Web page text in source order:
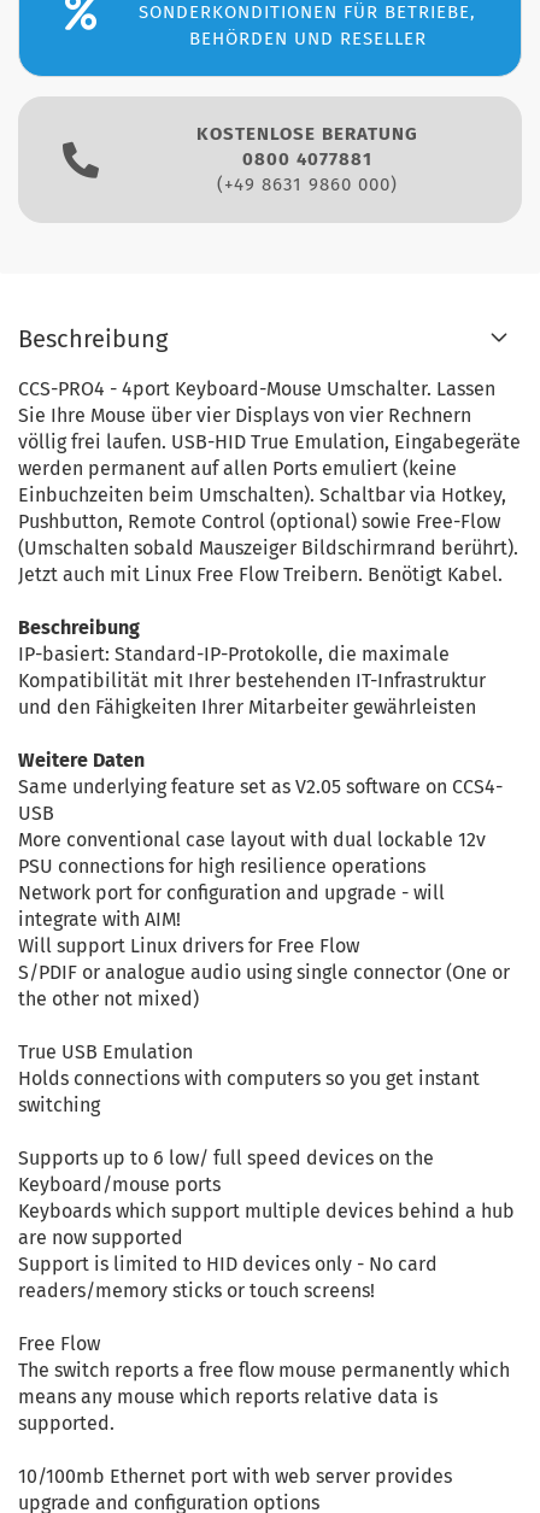
SONDERKONDITIONEN FÜR BETRIEBE,
BEHÖRDEN UND RESELLER
KOSTENLOSE BERATUNG
0800 4077881
(+49 8631 9860 000)
Beschreibung
CCS-PRO4 - 4port Keyboard-Mouse Umschalter. Lassen
Sie Ihre Mouse über vier Displays von vier Rechnern
völlig frei laufen. USB-HID True Emulation, Eingabegeräte
werden permanent auf allen Ports emuliert (keine
Einbuchzeiten beim Umschalten). Schaltbar via Hotkey,
Pushbutton, Remote Control (optional) sowie Free-Flow
(Umschalten sobald Mauszeiger Bildschirmrand berührt).
Jetzt auch mit Linux Free Flow Treibern. Benötigt Kabel.
Beschreibung
IP-basiert: Standard-IP-Protokolle, die maximale
Kompatibilität mit Ihrer bestehenden IT-Infrastruktur
und den Fähigkeiten Ihrer Mitarbeiter gewährleisten
Weitere Daten
Same underlying feature set as V2.05 software on CCS4-
USB
More conventional case layout with dual lockable 12v
PSU connections for high resilience operations
Network port for configuration and upgrade - will
integrate with AIM!
Will support Linux drivers for Free Flow
S/PDIF or analogue audio using single connector (One or
the other not mixed)
True USB Emulation
Holds connections with computers so you get instant
switching
Supports up to 6 low/ full speed devices on the
Keyboard/mouse ports
Keyboards which support multiple devices behind a hub
are now supported
Support is limited to HID devices only - No card
readers/memory sticks or touch screens!
Free Flow
The switch reports a free flow mouse permanently which
means any mouse which reports relative data is
supported.
10/100mb Ethernet port with web server provides
upgrade and configuration options